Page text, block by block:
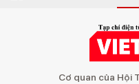
Cơ quan của Hội